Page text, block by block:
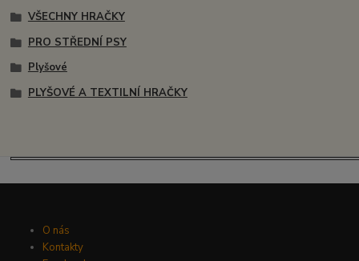
VŠECHNY HRAČKY
PRO STŘEDNÍ PSY
Plyšové
PLYŠOVÉ A TEXTILNÍ HRAČKY
O nás
Kontakty